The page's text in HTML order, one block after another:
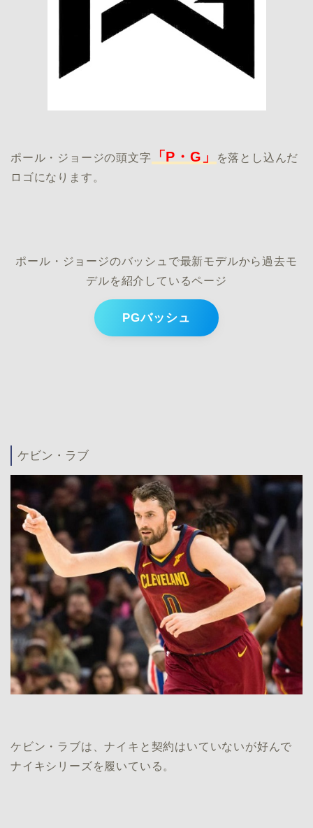
ポール・ジョージの頭文字 「P・G」
を落とし込んだ
ロゴになります。
ポール・ジョージのバッシュで最新モデルから過去モ
デルを紹介しているページ
PGバッシュ
ケビン・ラブ
ケビン・ラブは、ナイキと契約はいていないが好んで
ナイキシリーズを履いている。